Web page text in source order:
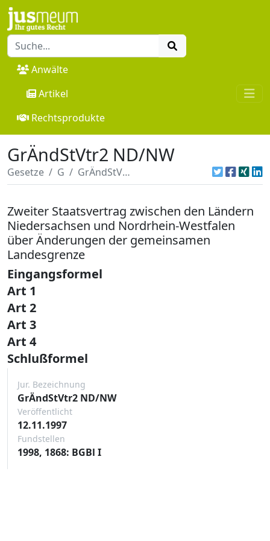
Anwälte
Artikel
Rechtsprodukte
GrÄndStVtr2 ND/NW
Gesetze G GrÄndStVtr2 ND/NW
Zweiter Staatsvertrag zwischen den Ländern
Niedersachsen und Nordrhein-Westfalen
über Änderungen der gemeinsamen
Landesgrenze
Eingangsformel
Art 1
Art 2
Art 3
Art 4
Schlußformel
Jur. Bezeichnung
GrÄndStVtr2 ND/NW
Veröffentlicht
12.11.1997
Fundstellen
1998, 1868: BGBl I